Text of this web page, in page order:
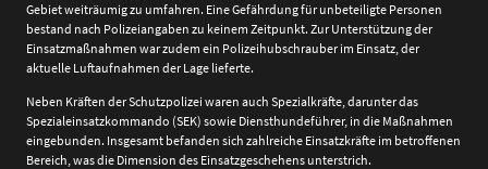
Gebiet weiträumig zu umfahren. Eine Gefährdung für unbeteiligte Personen
bestand nach Polizeiangaben zu keinem Zeitpunkt. Zur Unterstützung der
Einsatzmaßnahmen war zudem ein Polizeihubschrauber im Einsatz, der
aktuelle Luftaufnahmen der Lage lieferte.
Neben Kräften der Schutzpolizei waren auch Spezialkräfte, darunter das
Spezialeinsatzkommando (SEK) sowie Diensthundeführer, in die Maßnahmen
eingebunden. Insgesamt befanden sich zahlreiche Einsatzkräfte im betroffenen
Bereich, was die Dimension des Einsatzgeschehens unterstrich.